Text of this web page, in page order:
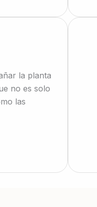
la planta
no es solo
las